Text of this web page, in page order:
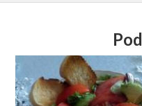
Dodaj do
Wybierz listę: